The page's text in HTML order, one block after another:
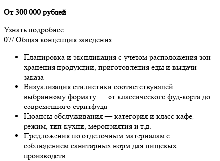
От 300 000 рублей
Узнать подробнее
07/Общая концепция заведения
Планировка и экспликация с учетом расположения зон
хранения продукции, приготовления еды и выдачи
заказа
Визуализация стилистики соответствующей
выбранному формату — от классического фуд-корта до
современного стритфуда
Нюансы обслуживания — категория и класс кафе,
режим, тип кухни, мероприятия и т.д.
Предложения по отделочным материалам с
соблюдением санитарных норм для пищевых
производств